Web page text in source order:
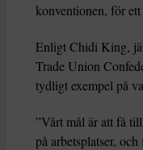
konventionen, för
Enligt Chidi King,
Trade Union
tydligt exempel på
”Vårt mål är att få
på arbetsplatser,